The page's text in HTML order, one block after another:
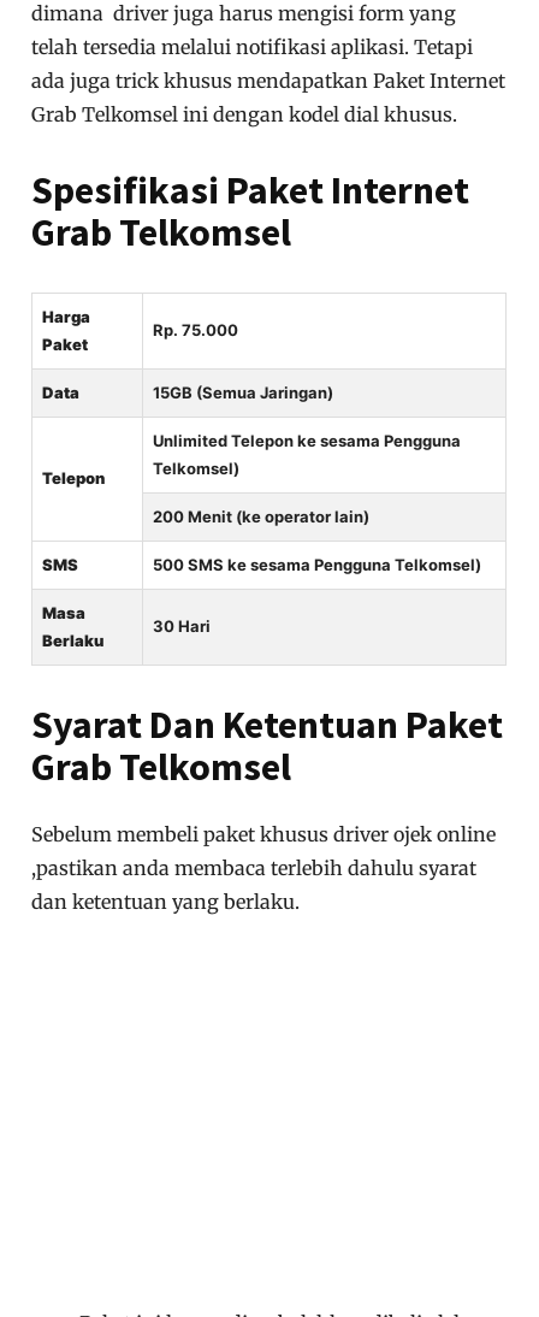
dimana driver juga harus mengisi form yang
telah tersedia melalui notifikasi aplikasi. Tetapi
ada juga trick khusus mendapatkan Paket Internet
Grab Telkomsel ini dengan kodel dial khusus.
Spesifikasi Paket Internet
Grab Telkomsel
Harga
Paket
Rp. 75.000
Data 15GB (Semua Jaringan)
Telepon
Unlimited Telepon ke sesama Pengguna
Telkomsel)
200 Menit (ke operator lain)
SMS 500 SMS ke sesama Pengguna Telkomsel)
Masa
Berlaku
30 Hari
Syarat Dan Ketentuan Paket
Grab Telkomsel
Sebelum membeli paket khusus driver ojek online
,pastikan anda membaca terlebih dahulu syarat
dan ketentuan yang berlaku.